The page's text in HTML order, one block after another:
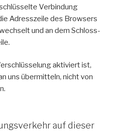
Verbindung
Adresszeile des Browsers
und an dem Schloss-
aktiviert ist,
uns übermitteln, nicht von
auf dieser